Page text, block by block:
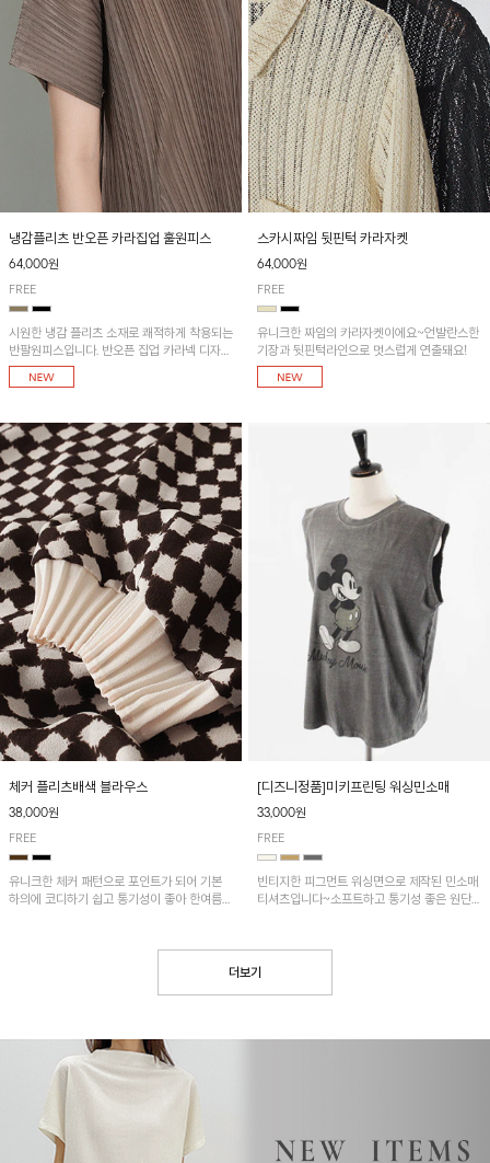
냉감플리츠 반오픈 카라집업 훌원피스
64,000원
FREE
시원한 냉감 플리츠 소재로 쾌적하게 착용되는
반팔원피스입니다. 반오픈 집업 카라넥 디자인
이 깔끔한 포인트를 더해주며, 자연스럽게 퍼
지는 훌 실루엣이 여성스러운 분위기를 연출해
스카시짜임 뒷핀턱 카라자켓
64,000원
FREE
유니크한 짜임의 카라자켓이에요~언발란스한
기장과 뒷핀턱라인으로 멋스럽게 연출돼요!
체커 플리츠배색 블라우스
38,000원
FREE
유니크한 체커 패턴으로 포인트가 되어 기본
하의에 코디하기 쉽고 통기성이 좋아 한여름에
[디즈니정품]미키프린팅 워싱민소매
33,000원
FREE
빈티지한 피그먼트 워싱면으로 제작된 민소매
티셔츠입니다~소프트하고 통기성 좋은 원단
더보기